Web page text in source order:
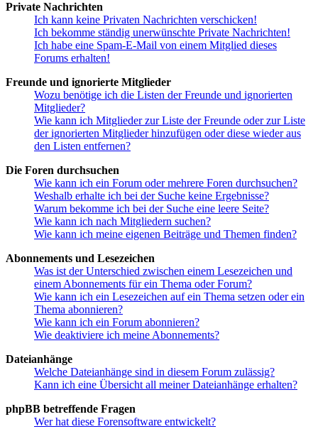
Private Nachrichten
Ich kann keine Privaten Nachrichten verschicken!
Ich bekomme ständig unerwünschte Private Nachrichten!
Ich habe eine Spam-E-Mail von einem Mitglied dieses
Forums erhalten!
Freunde und ignorierte Mitglieder
Wozu benötige ich die Listen der Freunde und ignorierten
Mitglieder?
Wie kann ich Mitglieder zur Liste der Freunde oder zur Liste
der ignorierten Mitglieder hinzufügen oder diese wieder aus
den Listen entfernen?
Die Foren durchsuchen
Wie kann ich ein Forum oder mehrere Foren durchsuchen?
Weshalb erhalte ich bei der Suche keine Ergebnisse?
Warum bekomme ich bei der Suche eine leere Seite?
Wie kann ich nach Mitgliedern suchen?
Wie kann ich meine eigenen Beiträge und Themen finden?
Abonnements und Lesezeichen
Was ist der Unterschied zwischen einem Lesezeichen und
einem Abonnements für ein Thema oder Forum?
Wie kann ich ein Lesezeichen auf ein Thema setzen oder ein
Thema abonnieren?
Wie kann ich ein Forum abonnieren?
Wie deaktiviere ich meine Abonnements?
Dateianhänge
Welche Dateianhänge sind in diesem Forum zulässig?
Kann ich eine Übersicht all meiner Dateianhänge erhalten?
phpBB betreffende Fragen
Wer hat diese Forensoftware entwickelt?